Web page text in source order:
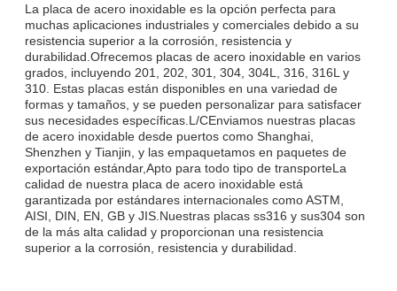
La placa de acero inoxidable es la opción perfecta para
muchas aplicaciones industriales y comerciales debido a su
resistencia superior a la corrosión, resistencia y
durabilidad.Ofrecemos placas de acero inoxidable en varios
grados, incluyendo 201, 202, 301, 304, 304L, 316, 316L y
310. Estas placas están disponibles en una variedad de
formas y tamaños, y se pueden personalizar para satisfacer
sus necesidades específicas.L/CEnviamos nuestras placas
de acero inoxidable desde puertos como Shanghai,
Shenzhen y Tianjin, y las empaquetamos en paquetes de
exportación estándar,Apto para todo tipo de transporteLa
calidad de nuestra placa de acero inoxidable está
garantizada por estándares internacionales como ASTM,
AISI, DIN, EN, GB y JIS.Nuestras placas ss316 y sus304 son
de la más alta calidad y proporcionan una resistencia
superior a la corrosión, resistencia y durabilidad.